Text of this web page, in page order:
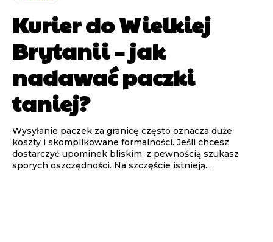
Kurier do Wielkiej
Brytanii – jak
nadawać paczki
taniej?
Wysyłanie paczek za granicę często oznacza duże
koszty i skomplikowane formalności. Jeśli chcesz
dostarczyć upominek bliskim, z pewnością szukasz
sporych oszczędności. Na szczęście istnieją...